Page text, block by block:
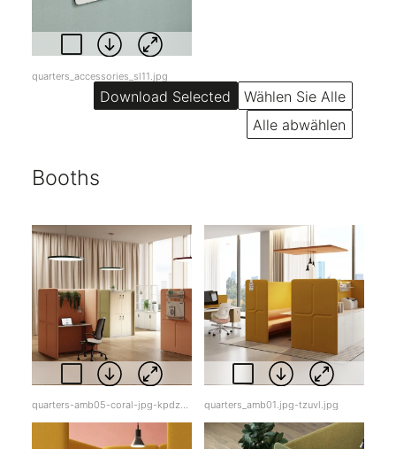
quarters_accessories_sl11.jpg
Wählen Sie Alle
Alle abwählen
Booths
quarters-amb05-coral-jpg-kpdzk.jpg quarters_amb01.jpg-tzuvl.jpg